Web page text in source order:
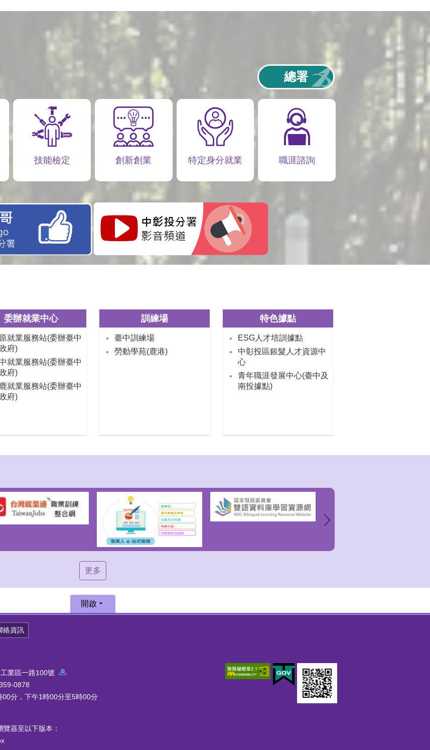
總署
技能檢定 創新創業 特定身分就業 職涯諮詢
委辦就業中心
就業服務站(委辦臺中
府)
就業服務站(委辦臺中
府)
就業服務站(委辦臺中
府)
訓練場
臺中訓練場
勞動學苑(鹿港)
特色據點
ESG人才培訓據點
中彰投區銀髮人才資源中
心
青年職涯發展中心(臺中及
南投據點)
更多
開啟
絡資訊
業區一路100號
0878
分，下午1時00分至5時00分
器至以下版本：